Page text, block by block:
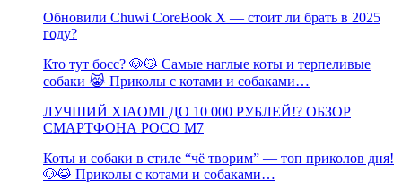
Обновили Chuwi CoreBook X — стоит ли брать в 2025
году?
Кто тут босс? 🐶😼 Самые наглые коты и терпеливые
собаки 😹 Приколы с котами и собаками…
ЛУЧШИЙ XIAOMI ДО 10 000 РУБЛЕЙ!? ОБЗОР
СМАРТФОНА POCO M7
Коты и собаки в стиле “чё творим” — топ приколов дня!
🐶😹 Приколы с котами и собаками…